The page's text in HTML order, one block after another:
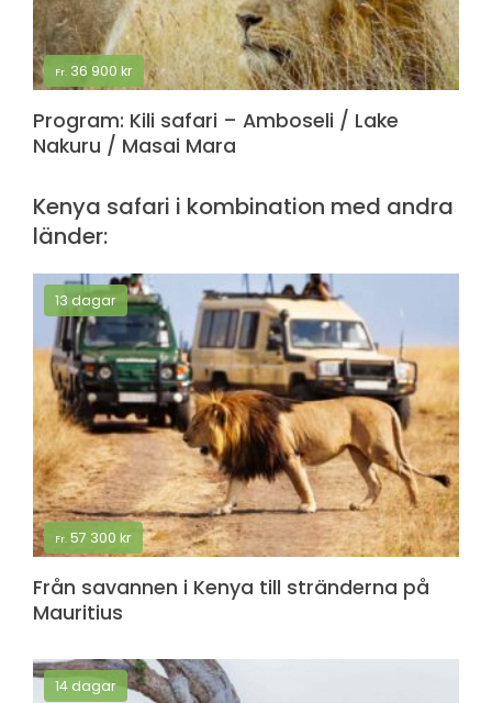
Fr. 36 900 kr
Program: Kili safari – Amboseli / Lake
Nakuru / Masai Mara
Kenya safari i kombination med andra
länder:
13 dagar
Fr. 57 300 kr
Från savannen i Kenya till stränderna på
Mauritius
14 dagar